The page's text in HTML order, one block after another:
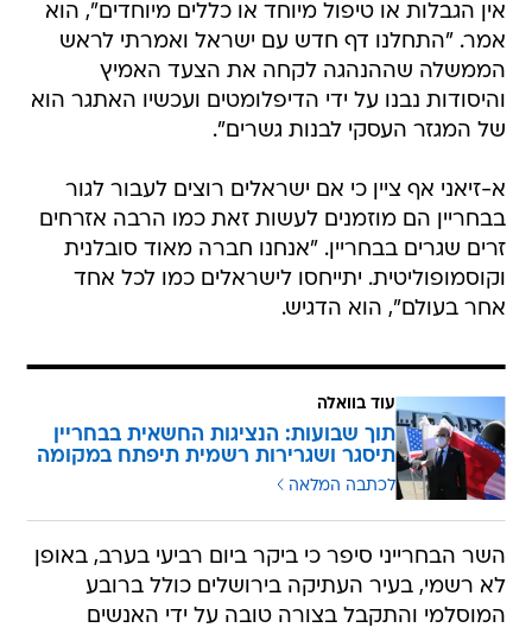
אין הגבלות או טיפול מיוחד או כללים מיוחדים", הוא
אמר. "התחלנו דף חדש עם ישראל ואמרתי לראש
הממשלה שההנהגה לקחה את הצעד האמיץ
והיסודות נבנו על ידי הדיפלומטים ועכשיו האתגר הוא
של המגזר העסקי לבנות גשרים".
א-זיאני אף ציין כי אם ישראלים רוצים לעבור לגור
בבחריין הם מוזמנים לעשות זאת כמו הרבה אזרחים
זרים שגרים בבחריין. "אנחנו חברה מאוד סובלנית
וקוסמופוליטית. יתייחסו לישראלים כמו לכל אחד
אחר בעולם", הוא הדגיש.
עוד בוואלה
תוך שבועות: הנציגות החשאית בבחריין
תיסגר ושגרירות רשמית תיפתח במקומה
לכתבה המלאה
השר הבחרייני סיפר כי ביקר ביום רביעי בערב, באופן
לא רשמי, בעיר העתיקה בירושלים כולל ברובע
המוסלמי והתקבל בצורה טובה על ידי האנשים